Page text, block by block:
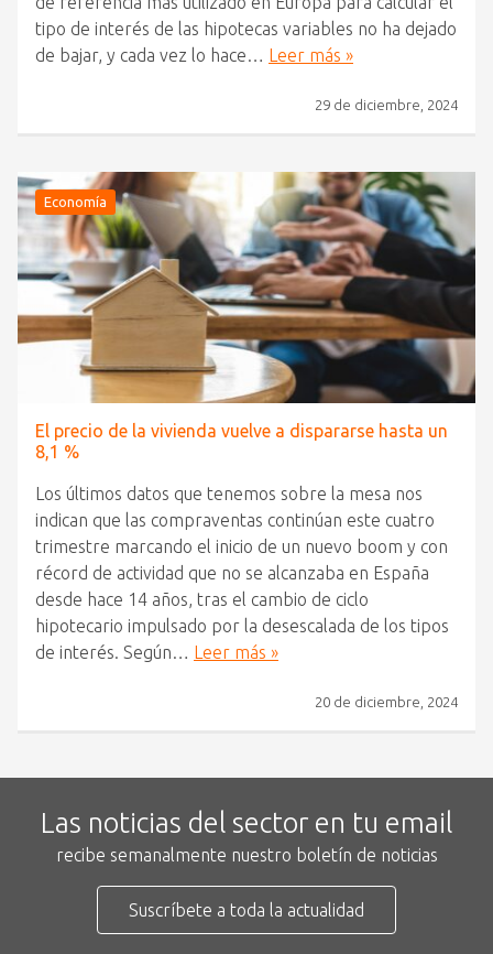
tipo de interés de las hipotecas variables no ha dejado
de bajar, y cada vez lo hace… Leer más »
29 de diciembre, 2024
Economía
El precio de la vivienda vuelve a dispararse hasta un
8,1 %
Los últimos datos que tenemos sobre la mesa nos
indican que las compraventas continúan este cuatro
trimestre marcando el inicio de un nuevo boom y con
récord de actividad que no se alcanzaba en España
desde hace 14 años, tras el cambio de ciclo
hipotecario impulsado por la desescalada de los tipos
de interés. Según… Leer más »
20 de diciembre, 2024
Las noticias del sector en tu email
recibe semanalmente nuestro boletín de noticias
Suscríbete a toda la actualidad